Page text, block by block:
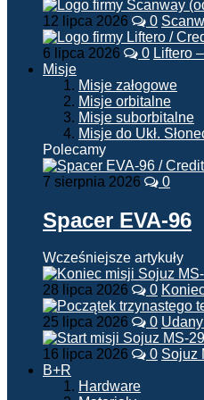
12 lipca 2026 0
6 lipca 2026 0 Liftero
Misje
Misje załogowe
Misje orbitalne
Misje suborbitalne
Misje do Ukł.
Polecamy
7 sierpnia 2026 0
Spacer EVA-96
Wcześniejsze artykuły
28 lipca 2026 0
25 lipca 2026 0
16 lipca 2026 0 Sojuz
B+R
Hardware